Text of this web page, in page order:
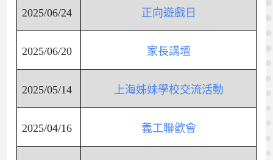
2025/06/24 正向遊戲日
2025/06/20 家長講壇
2025/05/14 上海姊妹學校交流活動
2025/04/16 義工聯歡會